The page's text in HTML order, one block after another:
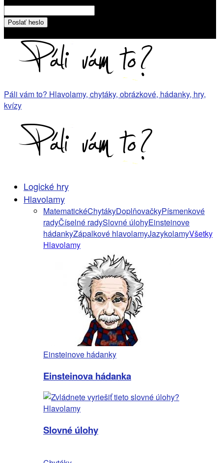
Páli vám to? Hlavolamy, chytáky, obrázkové, hádanky, hry,
kvízy
Logické hry
Hlavolamy
MatematickéChytákyDoplňovačkyPísmenkové
radyČíselné radySlovné úlohyEinsteinove
hádankyZápalkové hlavolamyJazykolamyVšetky
Hlavolamy
Einsteinove hádanky
Einsteinova hádanka
Hlavolamy
Slovné úlohy